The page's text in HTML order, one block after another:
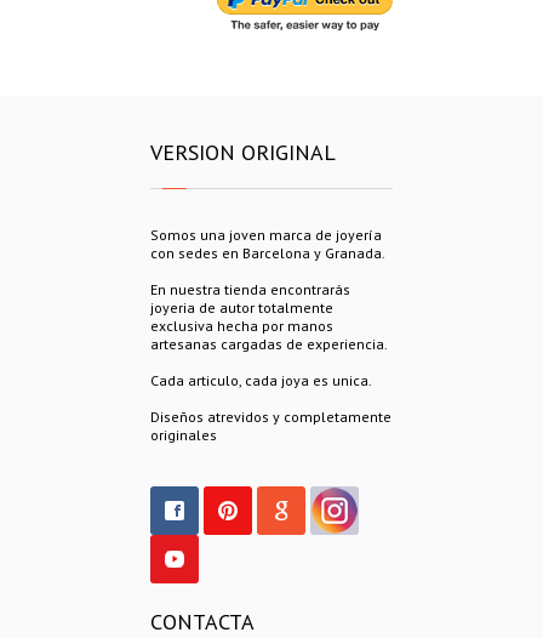
VERSION ORIGINAL
Somos una joven marca de joyería
con sedes en Barcelona y Granada.
En nuestra tienda encontrarás
joyeria de autor totalmente
exclusiva hecha por manos
artesanas cargadas de experiencia.
Cada articulo, cada joya es unica.
Diseños atrevidos y completamente
originales
CONTACTA